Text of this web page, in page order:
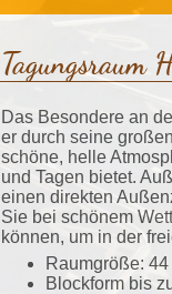
Tagungsraum
Das Besondere an
er durch seine
schöne, helle
und Tagen bietet.
einen direkten
Sie bei schönem
können, um in der
Raumgröße: 44
Blockform bis